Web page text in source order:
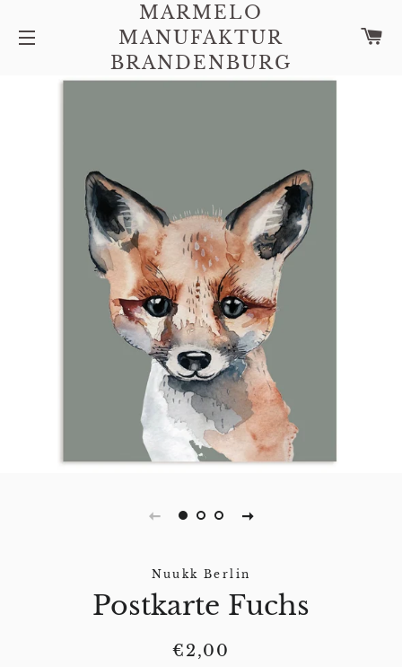
SITE NAVIGATION
MARMELO
MANUFAKTUR
BRANDENBURG
Nuukk Berlin
Postkarte Fuchs
Regular
Sale
€2,00